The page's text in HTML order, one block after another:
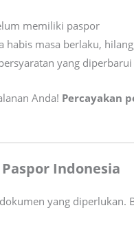
memiliki paspor
habis masa berlaku,
yang diperbarui
Anda! Percayakan
Indonesia
yang diperlukan.